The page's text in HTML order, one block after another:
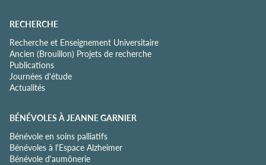
RECHERCHE
Recherche et Enseignement Universitaire
Ancien (Brouillon) Projets de recherche
Publications
Journées d'étude
Actualités
BÉNÉVOLES À JEANNE GARNIER
Bénévole en soins palliatifs
Bénévoles à l'Espace Alzheimer
Bénévole d'aumônerie